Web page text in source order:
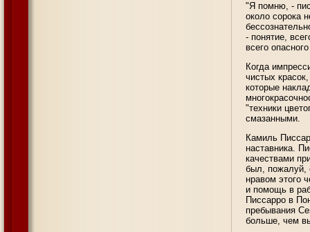
"Я помню, -
около сорока
- понятие,
всего
Когда
чистых
которые
"техники
смазанными.
Камиль
наставника.
качествами
был, пожалуй,
нравом этого
и помощь в
Писсарро в
пребывания
больше, чем